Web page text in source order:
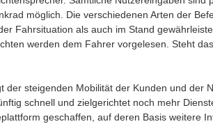
möglich. Die verschiedenen Arten der
Fahrsituation als auch im Stand
werden dem Fahrer vorgelesen. Steht
der steigenden Mobilität der Kunden und der
schnell und zielgerichtet noch mehr
geschaffen, auf deren Basis weitere